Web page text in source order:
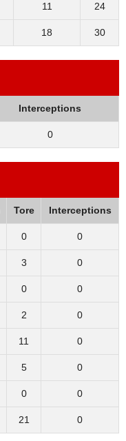
11 24
18 30
Interceptions
0
Tore Interceptions
0 0
3 0
0 0
2 0
11 0
5 0
0 0
21 0